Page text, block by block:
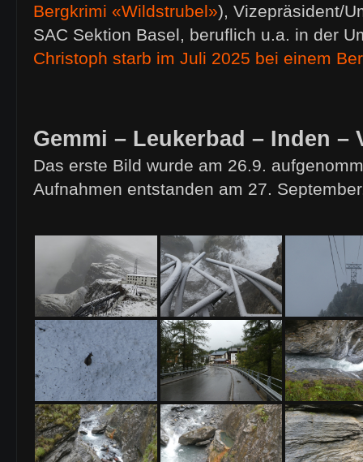
Bergkrimi «Wildstrubel»), Vizepräsident/
SAC Sektion Basel, beruflich u.a. in der
Christoph starb im Juli 2025 bei einem
Gemmi – Leukerbad – Inden –
Das erste Bild wurde am 26.9.
Aufnahmen entstanden am 27.